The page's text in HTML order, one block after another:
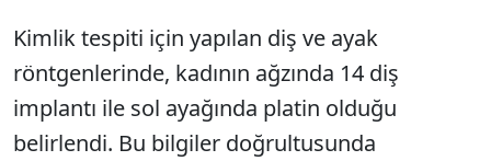
Kimlik tespiti için yapılan diş ve ayak
röntgenlerinde, kadının ağzında 14 diş
implantı ile sol ayağında platin olduğu
belirlendi. Bu bilgiler doğrultusunda